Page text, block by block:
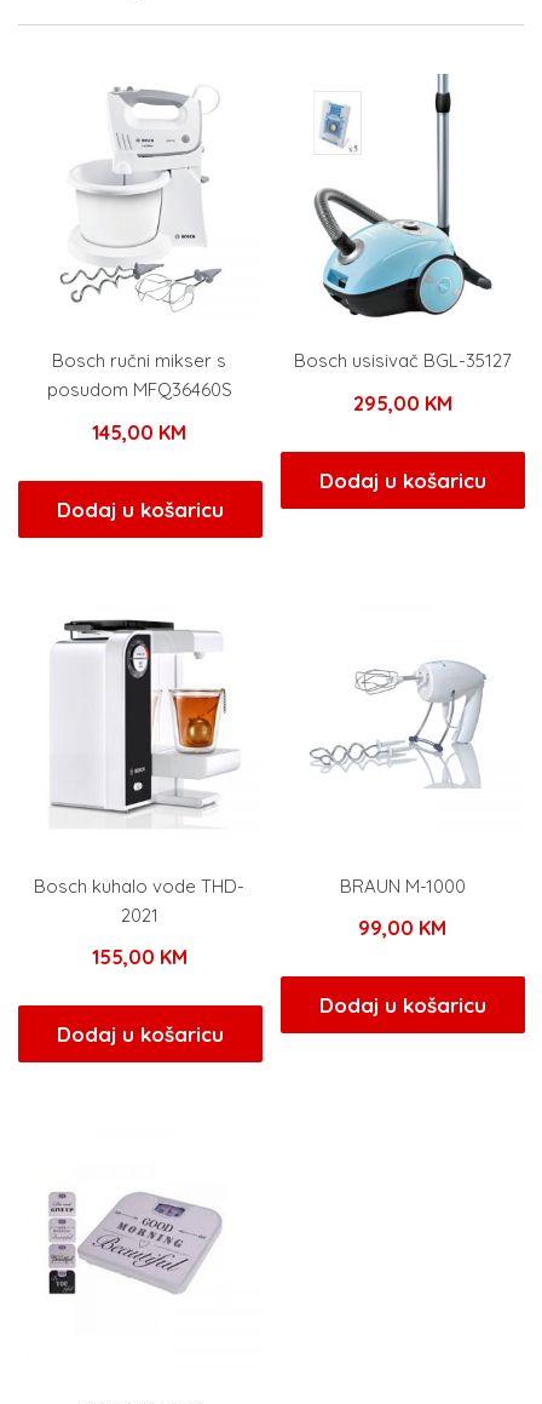
Bosch ručni mikser s
posudom MFQ36460S
145,00 KM
Dodaj u košaricu
Bosch usisivač BGL-35127
295,00 KM
Dodaj u košaricu
Bosch kuhalo vode THD-
2021
155,00 KM
Dodaj u košaricu
BRAUN M-1000
99,00 KM
Dodaj u košaricu